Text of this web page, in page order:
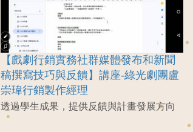
【戲劇行銷實務社群媒體發布和新聞
稿撰寫技巧與反饋】講座-綠光劇團盧
崇瑋行銷製作經理
透過學生成果，提供反饋與計畫發展方向